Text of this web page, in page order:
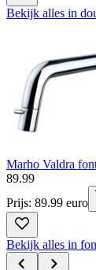
Bekijk alles in
Marho Valdra
89.99
Prijs: 89.99 euro
Bekijk alles in